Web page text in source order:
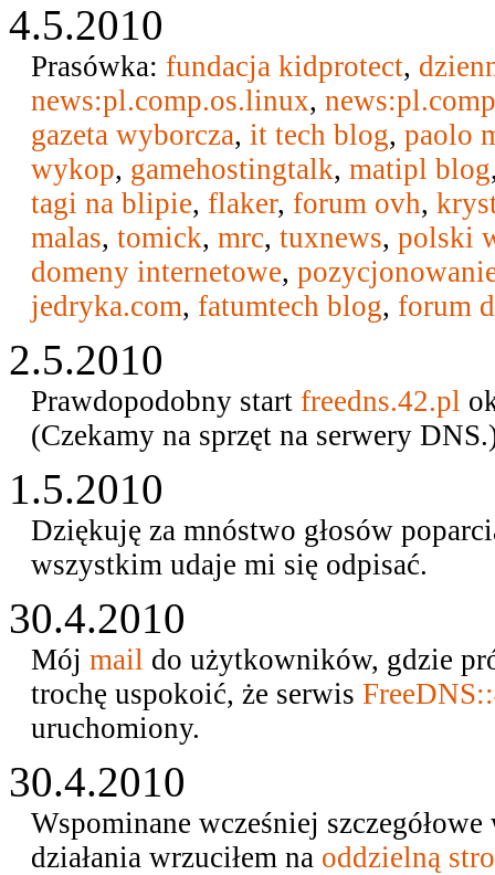
4.5.2010
Prasówka: fundacja kidprotect,
news:pl.comp.os.linux,
gazeta wyborcza, it tech blog, paolo
wykop, gamehostingtalk, matipl blog
tagi na blipie, flaker, forum ovh,
malas, tomick, mrc, tuxnews, polski
domeny internetowe,
jedryka.com, fatumtech blog, forum
2.5.2010
Prawdopodobny start freedns.42.pl
(Czekamy na sprzęt na serwery
1.5.2010
Dziękuję za mnóstwo głosów
wszystkim udaje mi się odpisać.
30.4.2010
Mój mail do użytkowników, gdzie
trochę uspokoić, że serwis
uruchomiony.
30.4.2010
Wspominane wcześniej
działania wrzuciłem na oddzielną